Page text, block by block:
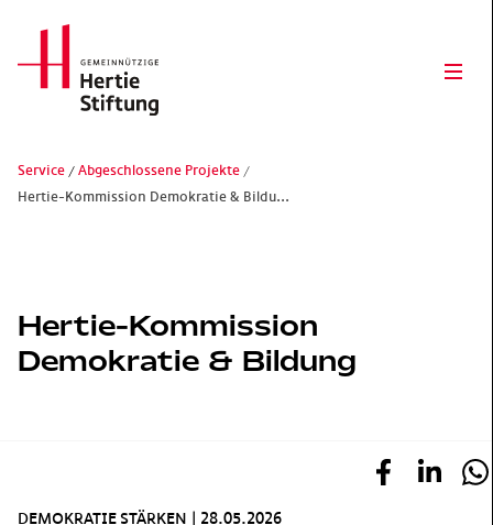
Hertie Stiftung Logo
Service
Abgeschlossene Projekte
Hertie-Kommission Demokratie & Bildu...
Hertie-Kommission
Demokratie & Bildung
DEMOKRATIE STÄRKEN 28.05.2026